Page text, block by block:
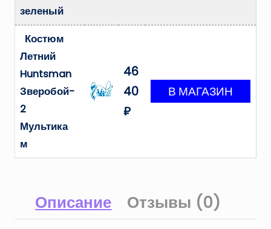
зеленый
Костюм
Летний
Huntsman
Зверобой-
2
Мультика
м
46
40
₽
Описание Отзывы (0)